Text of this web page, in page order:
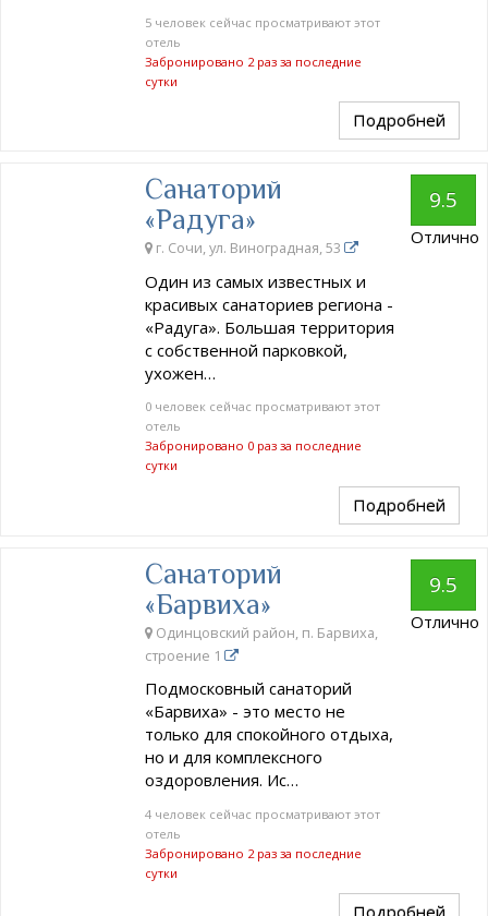
5 человек сейчас просматривают этот
отель
Забронировано 2 раз за последние
сутки
Подробней
Санаторий
«Радуга»
г. Сочи, ул. Виноградная, 53
Один из самых известных и
красивых санаториев региона -
«Радуга». Большая территория
с собственной парковкой,
ухожен…
0 человек сейчас просматривают этот
отель
Забронировано 0 раз за последние
сутки
9.5
Отлично
Подробней
Санаторий
«Барвиха»
Одинцовский район, п. Барвиха,
строение 1
Подмосковный санаторий
«Барвиха» - это место не
только для спокойного отдыха,
но и для комплексного
оздоровления. Ис…
4 человек сейчас просматривают этот
отель
Забронировано 2 раз за последние
сутки
9.5
Отлично
Подробней